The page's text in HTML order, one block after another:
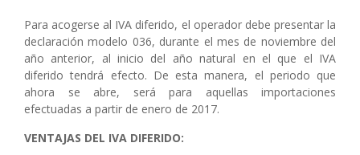
Para acogerse al IVA diferido, el operador debe presentar la
declaración modelo 036, durante el mes de noviembre del
año anterior, al inicio del año natural en el que el IVA
diferido tendrá efecto. De esta manera, el periodo que
ahora se abre, será para aquellas importaciones
efectuadas a partir de enero de 2017.
VENTAJAS DEL IVA DIFERIDO: